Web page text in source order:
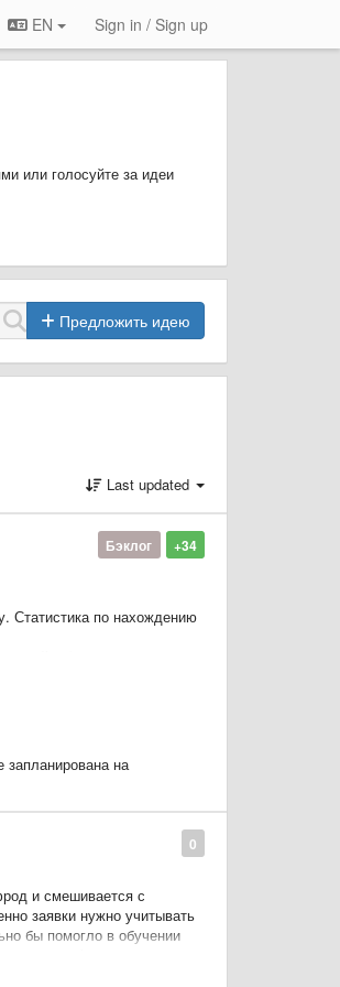
EN Sign in / Sign up
или голосуйте за идеи
Предложить идею
Last updated
+34
Бэклог
Статистика по нахождению
но опять же имеющаяся
ли пользователь
он с испугу закрыл
запланирована на
0
и смешивается с
заявки нужно учитывать
бы помогло в обучении
не получится.